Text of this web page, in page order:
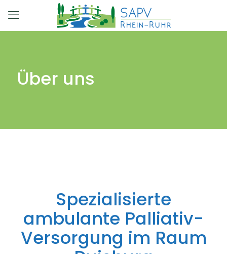
Über uns
Spezialisierte
ambulante Palliativ-
Versorgung im Raum